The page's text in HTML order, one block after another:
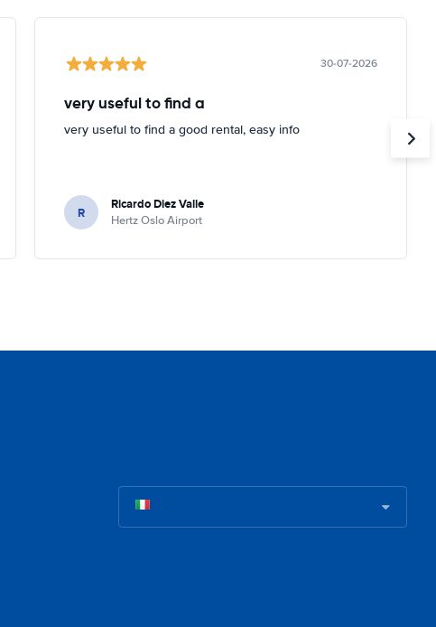
30-07-2026
very useful to find a
very useful to find a good rental, easy info
R Ricardo Diez Valle
Hertz Oslo Airport